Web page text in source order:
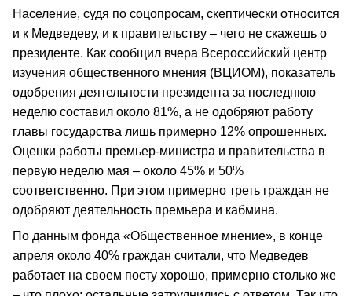
Население, судя по соцопросам, скептически относится
и к Медведеву, и к правительству – чего не скажешь о
президенте. Как сообщил вчера Всероссийский центр
изучения общественного мнения (ВЦИОМ), показатель
одобрения деятельности президента за последнюю
неделю составил около 81%, а не одобряют работу
главы государства лишь примерно 12% опрошенных.
Оценки работы премьер-министра и правительства в
первую неделю мая – около 45% и 50%
соответственно. При этом примерно треть граждан не
одобряют деятельность премьера и кабмина.
По данным фонда «Общественное мнение», в конце
апреля около 40% граждан считали, что Медведев
работает на своем посту хорошо, примерно столько же